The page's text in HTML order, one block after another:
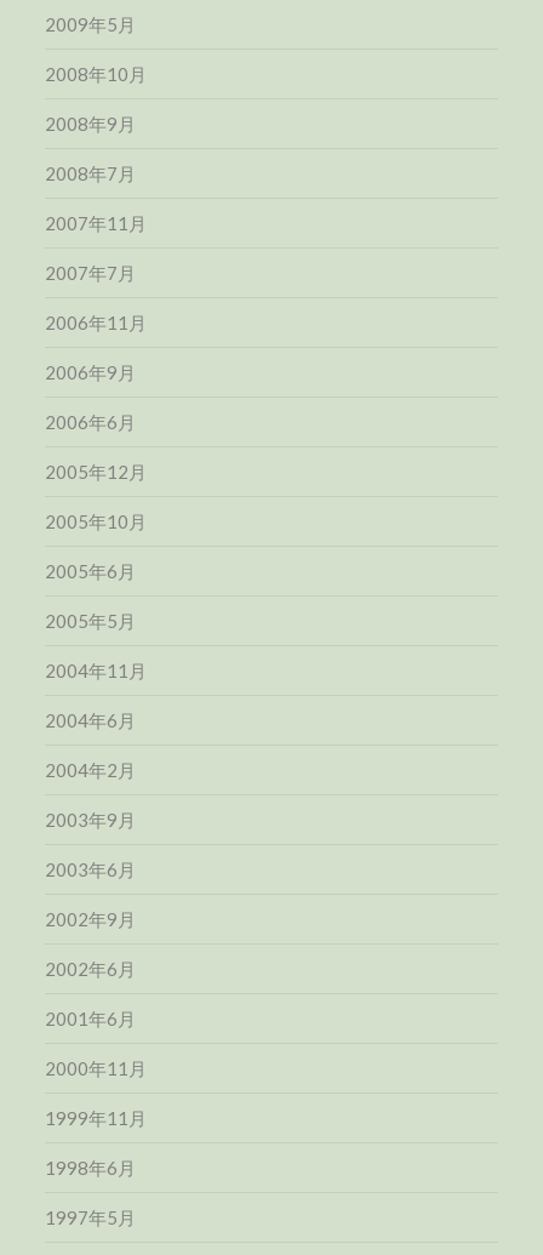
2009年5月
2008年10月
2008年9月
2008年7月
2007年11月
2007年7月
2006年11月
2006年9月
2006年6月
2005年12月
2005年10月
2005年6月
2005年5月
2004年11月
2004年6月
2004年2月
2003年9月
2003年6月
2002年9月
2002年6月
2001年6月
2000年11月
1999年11月
1998年6月
1997年5月